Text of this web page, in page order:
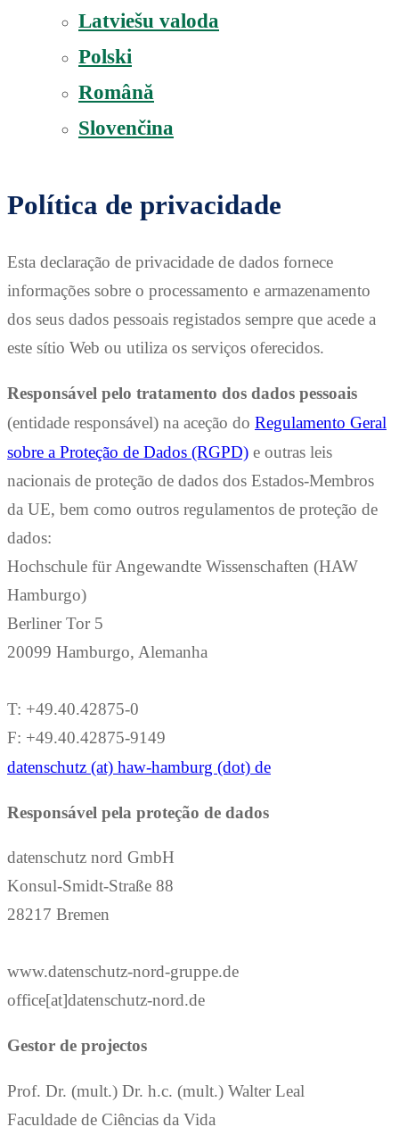
Latviešu valoda
Polski
Română
Slovenčina
Política de privacidade
Esta declaração de privacidade de dados fornece
informações sobre o processamento e armazenamento
dos seus dados pessoais registados sempre que acede a
este sítio Web ou utiliza os serviços oferecidos.
Responsável pelo tratamento dos dados pessoais
(entidade responsável) na aceção do Regulamento Geral
sobre a Proteção de Dados (RGPD) e outras leis
nacionais de proteção de dados dos Estados-Membros
da UE, bem como outros regulamentos de proteção de
dados:
Hochschule für Angewandte Wissenschaften (HAW
Hamburgo)
Berliner Tor 5
20099 Hamburgo, Alemanha
T: +49.40.42875-0
F: +49.40.42875-9149
datenschutz (at) haw-hamburg (dot) de
Responsável pela proteção de dados
datenschutz nord GmbH
Konsul-Smidt-Straße 88
28217 Bremen
www.datenschutz-nord-gruppe.de
office[at]datenschutz-nord.de
Gestor de projectos
Prof. Dr. (mult.) Dr. h.c. (mult.) Walter Leal
Faculdade de Ciências da Vida